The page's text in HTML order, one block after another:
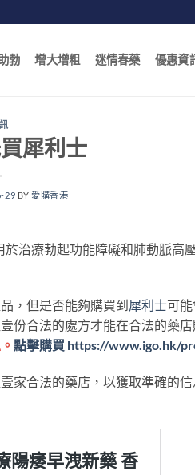
勃 增大增粗 迷情春藥 優惠資
犀利士
29 BY愛購香港
於治療勃起功能障礙和肺動脈高
，但是否能夠購買到 犀利士可
份合法的處方才能在合法的藥
點擊購買 https://www.igo.hk/
家合法的藥店，以獲取準確的